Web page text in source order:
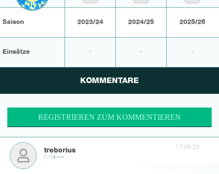
Saison 2023/24 2024/25 2025/26
Einsätze - - -
KOMMENTARE
REGISTRIEREN ZUM KOMMENTIEREN
treborius
0 Follower
17.08.23